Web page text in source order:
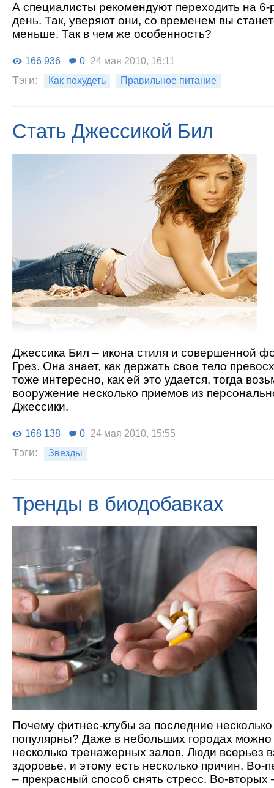
А специалисты рекомендуют переходить на 6-
день. Так, уверяют они, со временем вы
меньше. Так в чем же особенность?
166 936 0 24 мая 2010, 16:11
Тэги: Как похудеть Правильное питание
Стать Джессикой Бил
Джессика Бил – икона стиля и совершенной
Грез. Она знает, как держать свое тело
тоже интересно, как ей это удается, тогда
вооружение несколько приемов из
Джессики.
168 138 0 24 мая 2010, 15:55
Тэги: Звезды
Тренды в биодобавках
Почему фитнес-клубы за последние несколько
популярны? Даже в небольших городах можно
несколько тренажерных залов. Люди всерьез
здоровье, и этому есть несколько причин. Во-
– прекрасный способ снять стресс. Во-вторых